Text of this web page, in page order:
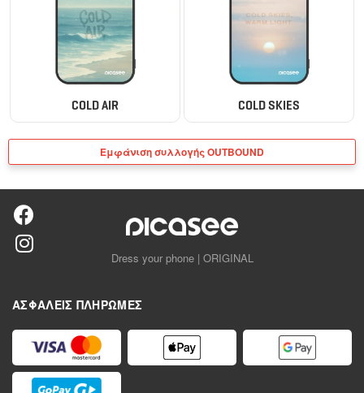
COLD AIR COLD SKIES
Εμφάνιση συλλογής OUTBOUND
Dress your phone | ORIGINAL
ΑΣΦΑΛΕΊΣ ΠΛΗΡΩΜΈΣ